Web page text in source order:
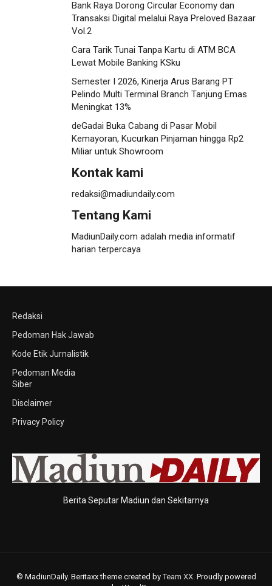
Bank Raya Dorong Circular Economy dan
Transaksi Digital melalui Raya Preloved Bazaar
Vol.2
Cara Tarik Tunai Tanpa Kartu di ATM BCA
Lewat Mobile Banking KSku
Semester I 2026, Kinerja Arus Barang PT
Pelindo Multi Terminal Branch Tanjung Emas
Meningkat 13%
deGadai Buka Cabang di Pasar Mobil
Kemayoran, Kucurkan Pinjaman hingga Rp2
Miliar untuk Showroom
Kontak kami
redaksi@madiundaily.com
Tentang Kami
MadiunDaily.com adalah media informatif
harian terpercaya
Redaksi
Pedoman Hak Jawab
Kode Etik Jurnalistik
Pedoman Media
Siber
Disclaimer
Privacy Policy
Berita Seputar Madiun dan Sekitarnya
© MadiunDaily. Beritaxx theme created byTeam XX. Proudly powered